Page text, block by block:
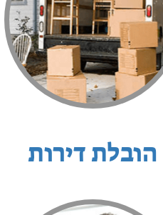
הובלת דירות